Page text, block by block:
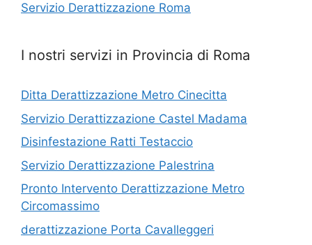
Servizio Derattizzazione Roma
I nostri servizi in Provincia di Roma
Ditta Derattizzazione Metro Cinecitta
Servizio Derattizzazione Castel Madama
Disinfestazione Ratti Testaccio
Servizio Derattizzazione Palestrina
Pronto Intervento Derattizzazione Metro
Circomassimo
derattizzazione Porta Cavalleggeri